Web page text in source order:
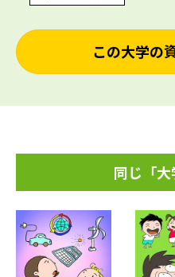
この大学の
同じ「